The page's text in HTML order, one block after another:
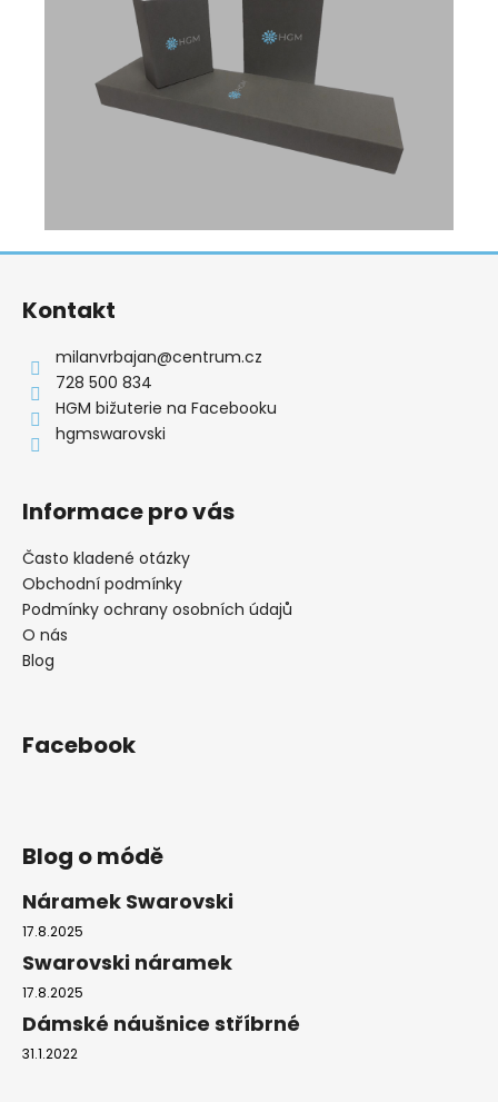
Z
Kontakt
milanvrbajan@centrum.cz
728 500 834
HGM bižuterie na Facebooku
hgmswarovski
Informace pro vás
Často kladené otázky
Obchodní podmínky
Podmínky ochrany osobních údajů
O nás
Blog
Facebook
Blog o módě
Náramek Swarovski
17.8.2025
Swarovski náramek
17.8.2025
Dámské náušnice stříbrné
31.1.2022